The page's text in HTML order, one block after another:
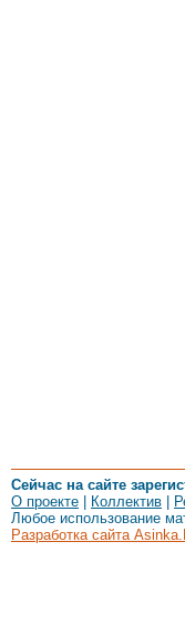
Сейчас на сайте
О проекте
Коллектив
Любое использование
Разработка сайта